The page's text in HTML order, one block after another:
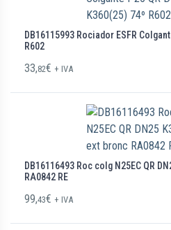
DB16115993 Rociador ESFR
R602
33,82€ + IVA
DB16116493 Roc colg N25EC QR
RA0842 RE
99,43€ + IVA